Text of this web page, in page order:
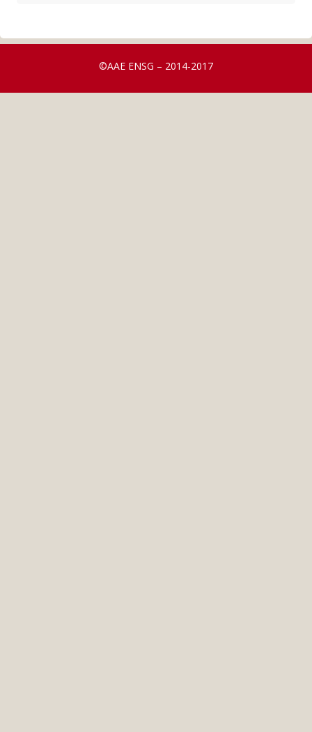
©AAE ENSG – 2014-2017